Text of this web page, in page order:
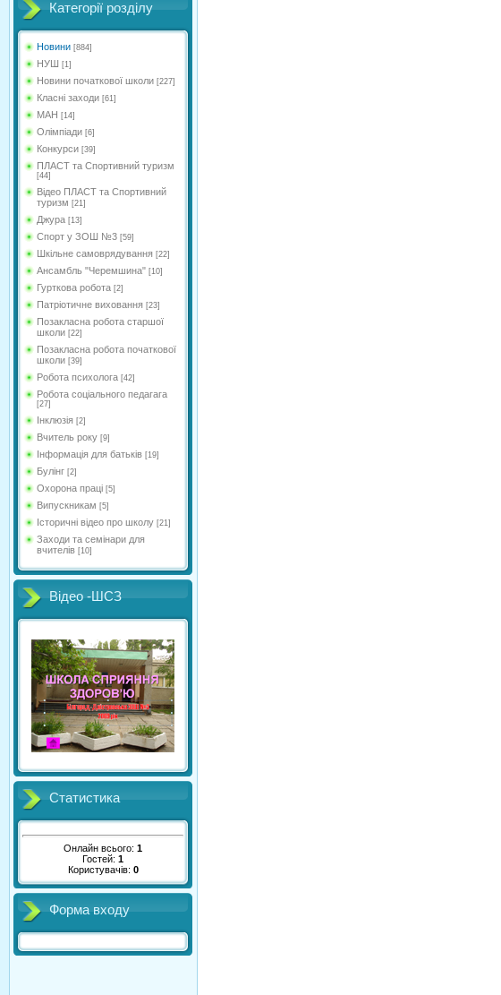
Категорії розділу
Новини [884]
НУШ [1]
Новини початкової школи [227]
Класні заходи [61]
МАН [14]
Олімпіади [6]
Конкурси [39]
ПЛАСТ та Спортивний туризм
[44]
Відео ПЛАСТ та Спортивний
туризм [21]
Джура [13]
Спорт у ЗОШ №3 [59]
Шкільне самоврядування [22]
Ансамбль "Черемшина" [10]
Гурткова робота [2]
Патріотичне виховання [23]
Позакласна робота старшої
школи [22]
Позакласна робота початкової
школи [39]
Робота психолога [42]
Робота соціального педагага
[27]
Інклюзія [2]
Вчитель року [9]
Інформація для батьків [19]
Булінг [2]
Охорона праці [5]
Випускникам [5]
Історичні відео про школу [21]
Заходи та семінари для
вчителів [10]
Відео -ШСЗ
Статистика
Онлайн всього: 1
Гостей: 1
Користувачів: 0
Форма входу